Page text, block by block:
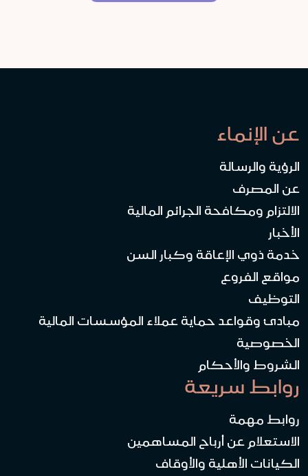
عن الإنماء
الرؤية والرسالة
عن المصرف
الالتزام ومكافحة الجرائم المالية
الأخبار
خدمة ذوي الإعاقة وكبار السن
مواقع الفروع
التوظيف
مبادئ وقواعد حماية عملاء المؤسسات المالية
الخصوصية
الشروط والأحكام
روابط سريعة
روابط مهمة
الاستعلام عن أرباح المساهمين
الكيانات الأهلية والأوقاف